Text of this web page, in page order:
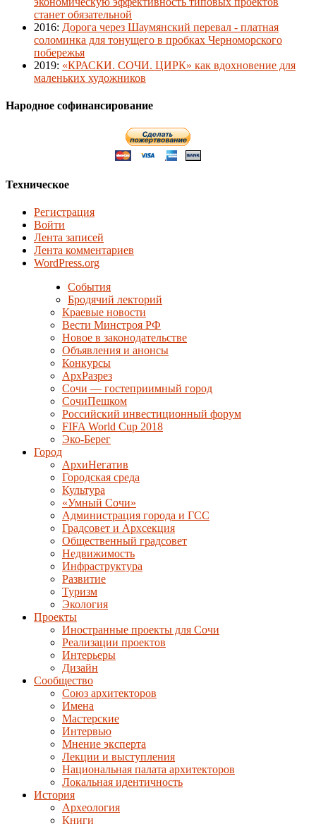
станет обязательной
2016: Дорога через Шаумянский перевал - платная
соломинка для тонущего в пробках Черноморского
побережья
2019: «КРАСКИ. СОЧИ. ЦИРК» как вдохновение для
маленьких художников
Народное софинансирование
Техническое
Регистрация
Войти
Лента записей
Лента комментариев
WordPress.org
События
Бродячий лекторий
Краевые новости
Вести Минстроя РФ
Новое в законодательстве
Объявления и анонсы
Конкурсы
АрхРазрез
Сочи — гостеприимный город
СочиПешком
Российский инвестиционный форум
FIFA World Cup 2018
Эко-Берег
Город
АрхиНегатив
Городская среда
Культура
«Умный Сочи»
Администрация города и ГСС
Градсовет и Архсекция
Общественный градсовет
Недвижимость
Инфраструктура
Развитие
Туризм
Экология
Проекты
Иностранные проекты для Сочи
Реализации проектов
Интерьеры
Дизайн
Сообщество
Союз архитекторов
Имена
Мастерские
Интервью
Мнение эксперта
Лекции и выступления
Национальная палата архитекторов
Локальная идентичность
История
Археология
Книги